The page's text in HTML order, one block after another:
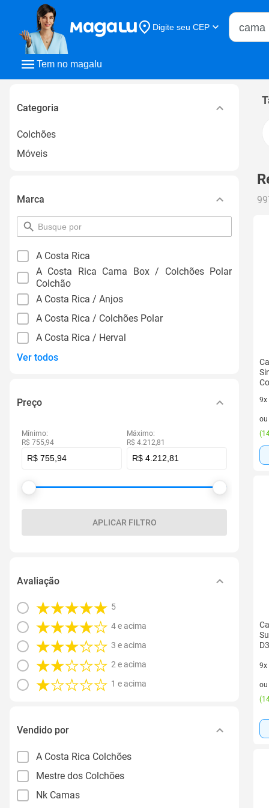
Tem no magalu
Digite seu CEP
Buscar
Categoria
Colchões
Móveis
Marca
pesquisar
por
A Costa Rica
A Costa Rica Cama Box / Colchões Polar
Colchão
A Costa Rica / Anjos
A Costa Rica / Colchões Polar
A Costa Rica / Herval
Ver todos
Preço
Mínimo:
R$ 755,94
Máximo:
R$ 4.212,81
APLICAR FILTRO
Avaliação
5
4 e acima
3 e acima
2 e acima
1 e acima
Vendido por
A Costa Rica Colchões
Mestre dos Colchões
Nk Camas
9x
ou
(
9x
ou
(